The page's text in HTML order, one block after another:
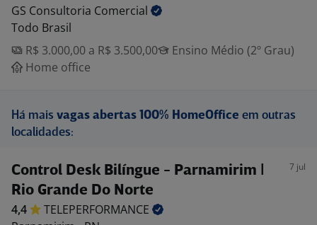
GS Consultoria Comercial
Todo Brasil
R$ 3.000,00 a R$ 3.500,00
Ensino Médio (2º Grau)
Home office
Há mais vagas abertas 100% HomeOffice em outras
localidades:
Control Desk Bilíngue - Parnamirim |
Rio Grande Do Norte
7 jul
4,4
TELEPERFORMANCE